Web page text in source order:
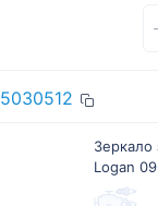
5030512
Зеркало
Logan